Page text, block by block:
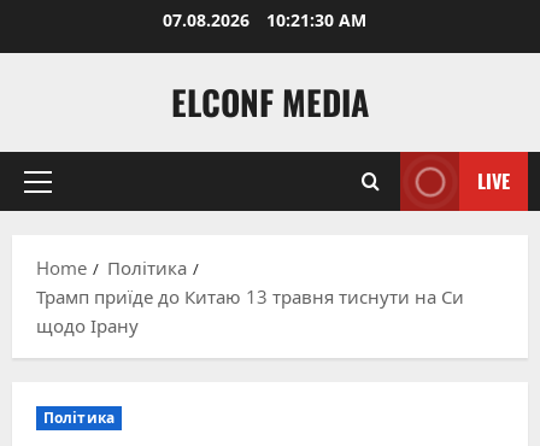
07.08.2026 10:21:31 AM
ELCONF MEDIA
Primary
LIVE
Home
Політика
Трамп приїде до Китаю 13 травня тиснути на Си
щодо Ірану
Політика